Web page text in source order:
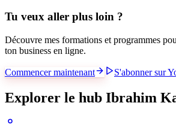
Tu veux aller plus loin ?
Découvre mes formations et programmes
ton business en ligne.
Commencer maintenant S'abonner sur
Explorer le hub Ibrahim